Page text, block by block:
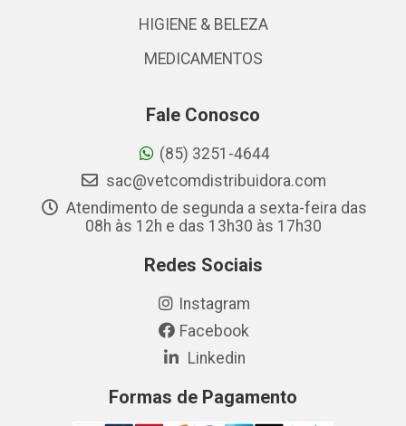
HIGIENE & BELEZA
MEDICAMENTOS
Fale Conosco
(85) 3251-4644
sac@vetcomdistribuidora.com
Atendimento de segunda a sexta-feira das
08h às 12h e das 13h30 às 17h30
Redes Sociais
Instagram
Facebook
Linkedin
Formas de Pagamento